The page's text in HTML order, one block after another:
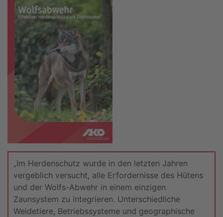
„Im Herdenschutz wurde in den letzten Jahren
vergeblich versucht, alle Erfordernisse des Hütens
und der Wolfs-Abwehr in einem einzigen
Zaunsystem zu integrieren. Unterschiedliche
Weidetiere, Betriebssysteme und geographische